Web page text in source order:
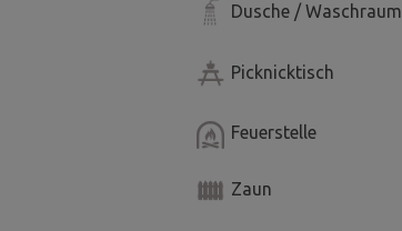
Dusche / Waschraum
Picknicktisch
Feuerstelle
Zaun